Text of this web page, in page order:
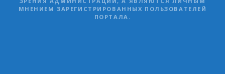
МНЕНИЕМ ЗАРЕГИСТРИРОВАННЫХ ПОЛЬЗОВАТЕЛЕЙ
ПОРТАЛА.